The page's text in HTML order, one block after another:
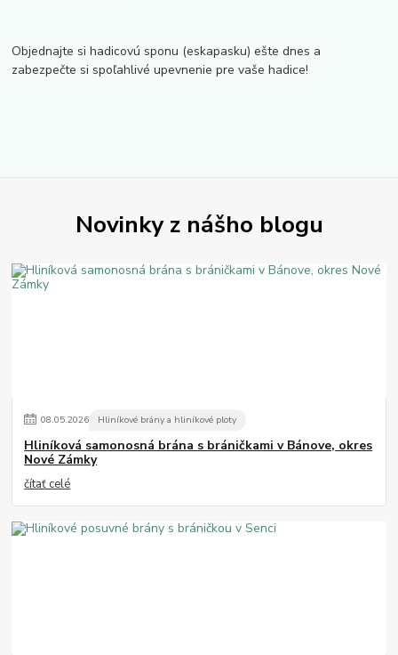
Objednajte si hadicovú sponu (eskapasku) ešte dnes a
zabezpečte si spoľahlivé upevnenie pre vaše hadice!
Novinky z nášho blogu
08.05.2026 Hliníkové brány a hliníkové ploty
Hliníková samonosná brána s bráničkami v Bánove, okres
Nové Zámky
čítať celé